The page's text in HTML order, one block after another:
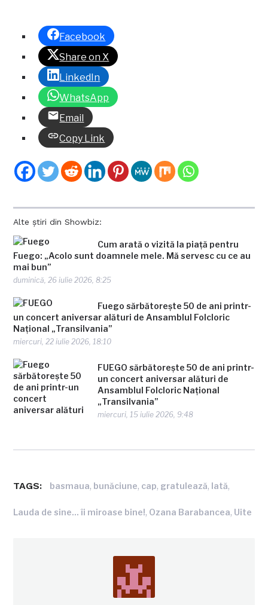
Alte știri din Showbiz:
Cum arată o vizită la piață pentru
Fuego: „Acolo sunt doamnele mele. Mă servesc cu ce au
mai bun”
duminică, 26 iulie 2026, 8:25
Fuego sărbătorește 50 de ani printr-
un concert aniversar alături de Ansamblul Folcloric
Național „Transilvania”
miercuri, 22 iulie 2026, 18:10
FUEGO sărbătorește 50 de ani printr-
un concert aniversar alături de
Ansamblul Folcloric Național
„Transilvania”
miercuri, 15 iulie 2026, 9:48
Facebook
Share on X
LinkedIn
WhatsApp
Email
Copy Link
TAGS: basmaua, bunăciune, cap, gratulează, Iată,
Lauda de sine... îi miroase bine!, Ozana Barabancea, Uite